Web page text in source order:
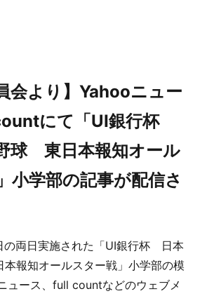
会より】Yahooニュー
にて「UI銀行杯
球 東日本報知オール
小学部の記事が配信さ
の両日実施された「UI銀行杯 日本
報知オールスター戦」小学部の模
ュース、full countなどのウェブメ